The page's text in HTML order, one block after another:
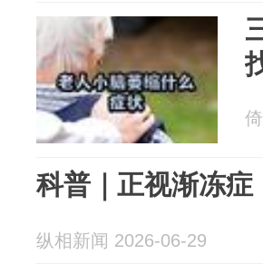
科普｜正视渐冻
纵相新闻 2026-06-29